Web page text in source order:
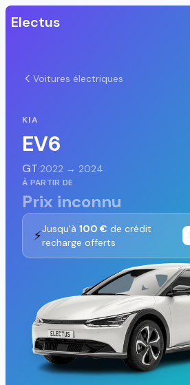
Electus
Voitures électriques
KIA
EV6
GT·2022 → 2024
À PARTIR DE
Prix inconnu
⚡Jusqu'à 100 € de crédit
recharge offerts